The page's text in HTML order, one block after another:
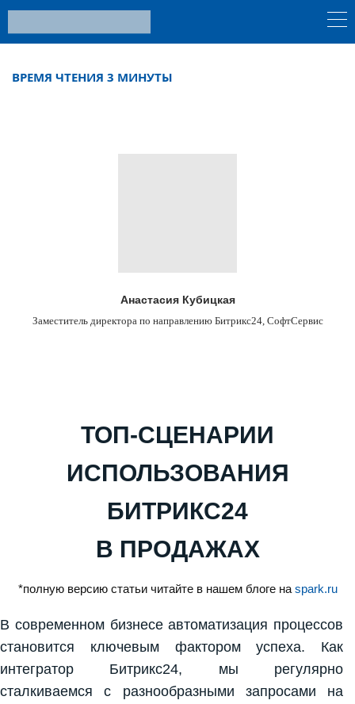
ВРЕМЯ ЧТЕНИЯ 3 МИНУТЫ
Анастасия Кубицкая
Заместитель директора по направлению Битрикс24, СофтСервис
ТОП-СЦЕНАРИИ
ИСПОЛЬЗОВАНИЯ
БИТРИКС24
В ПРОДАЖАХ
*полную версию статьи читайте в нашем блоге на spark.ru
В современном бизнесе автоматизация процессов
становится ключевым фактором успеха. Как
интегратор Битрикс24, мы регулярно
сталкиваемся с разнообразными запросами на